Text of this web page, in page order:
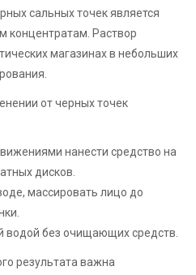
сальных точек является
концентратам. Раствор
магазинах в небольших
от черных точек
нанести средство на
дисков.
массировать лицо до
водой без очищающих средств.
результата важна